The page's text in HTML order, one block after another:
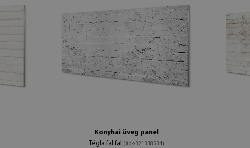
Konyhai üveg panel
Tégla fal fal (#pk-321338534)